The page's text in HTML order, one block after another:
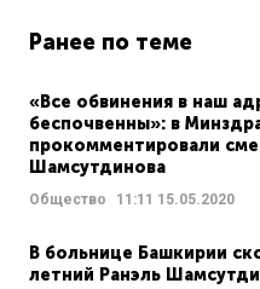
Ранее по теме
«Все обвинения в наш
беспочвенны»: в
прокомментировали
Шамсутдинова
Общество 11:11 15.05.2020
В больнице Башкирии
летний Ранэль